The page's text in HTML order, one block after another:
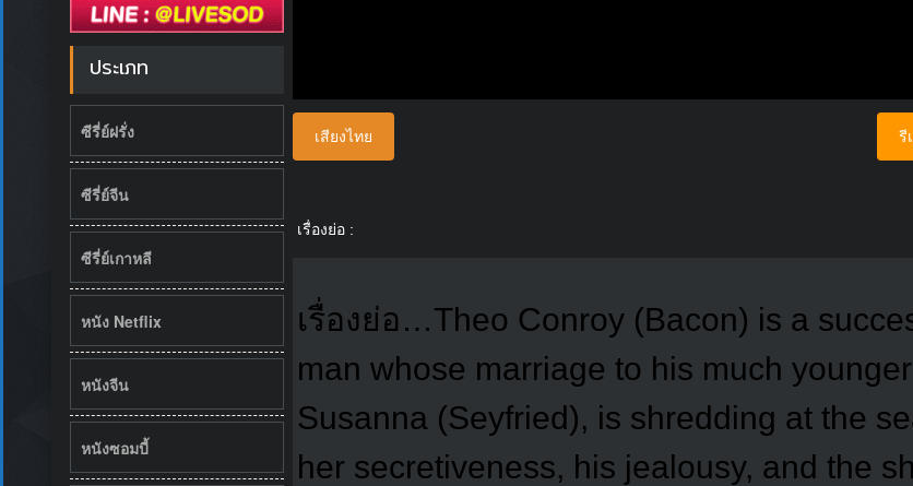
ประเภท
ซีรี่ย์ฝรั่ง
ซีรี่ย์จีน
ซีรี่ย์เกาหลี
หนัง Netflix
หนังจีน
หนังซอมบี้
เสียงไทย รี
เรื่องย่อ :
เรื่องย่อ…Theo Conroy (Bacon) is a
man whose marriage to his much
Susanna (Seyfried), is shredding at the
her secretiveness, his jealousy, and the